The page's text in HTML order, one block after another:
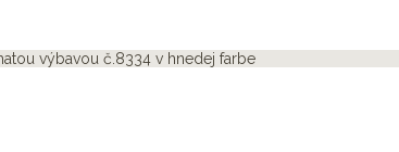
výbavou č.8334 v hnedej farbe